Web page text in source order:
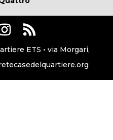
ETS • via Morgari,